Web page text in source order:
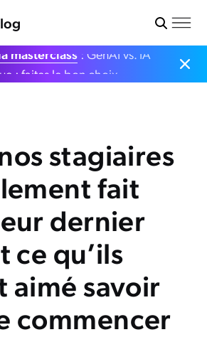
masterclass : GenAI vs. IA
: faites le bon choix.
stagiaires
fait
dernier
ce qu’ils
aimé savoir
commencer